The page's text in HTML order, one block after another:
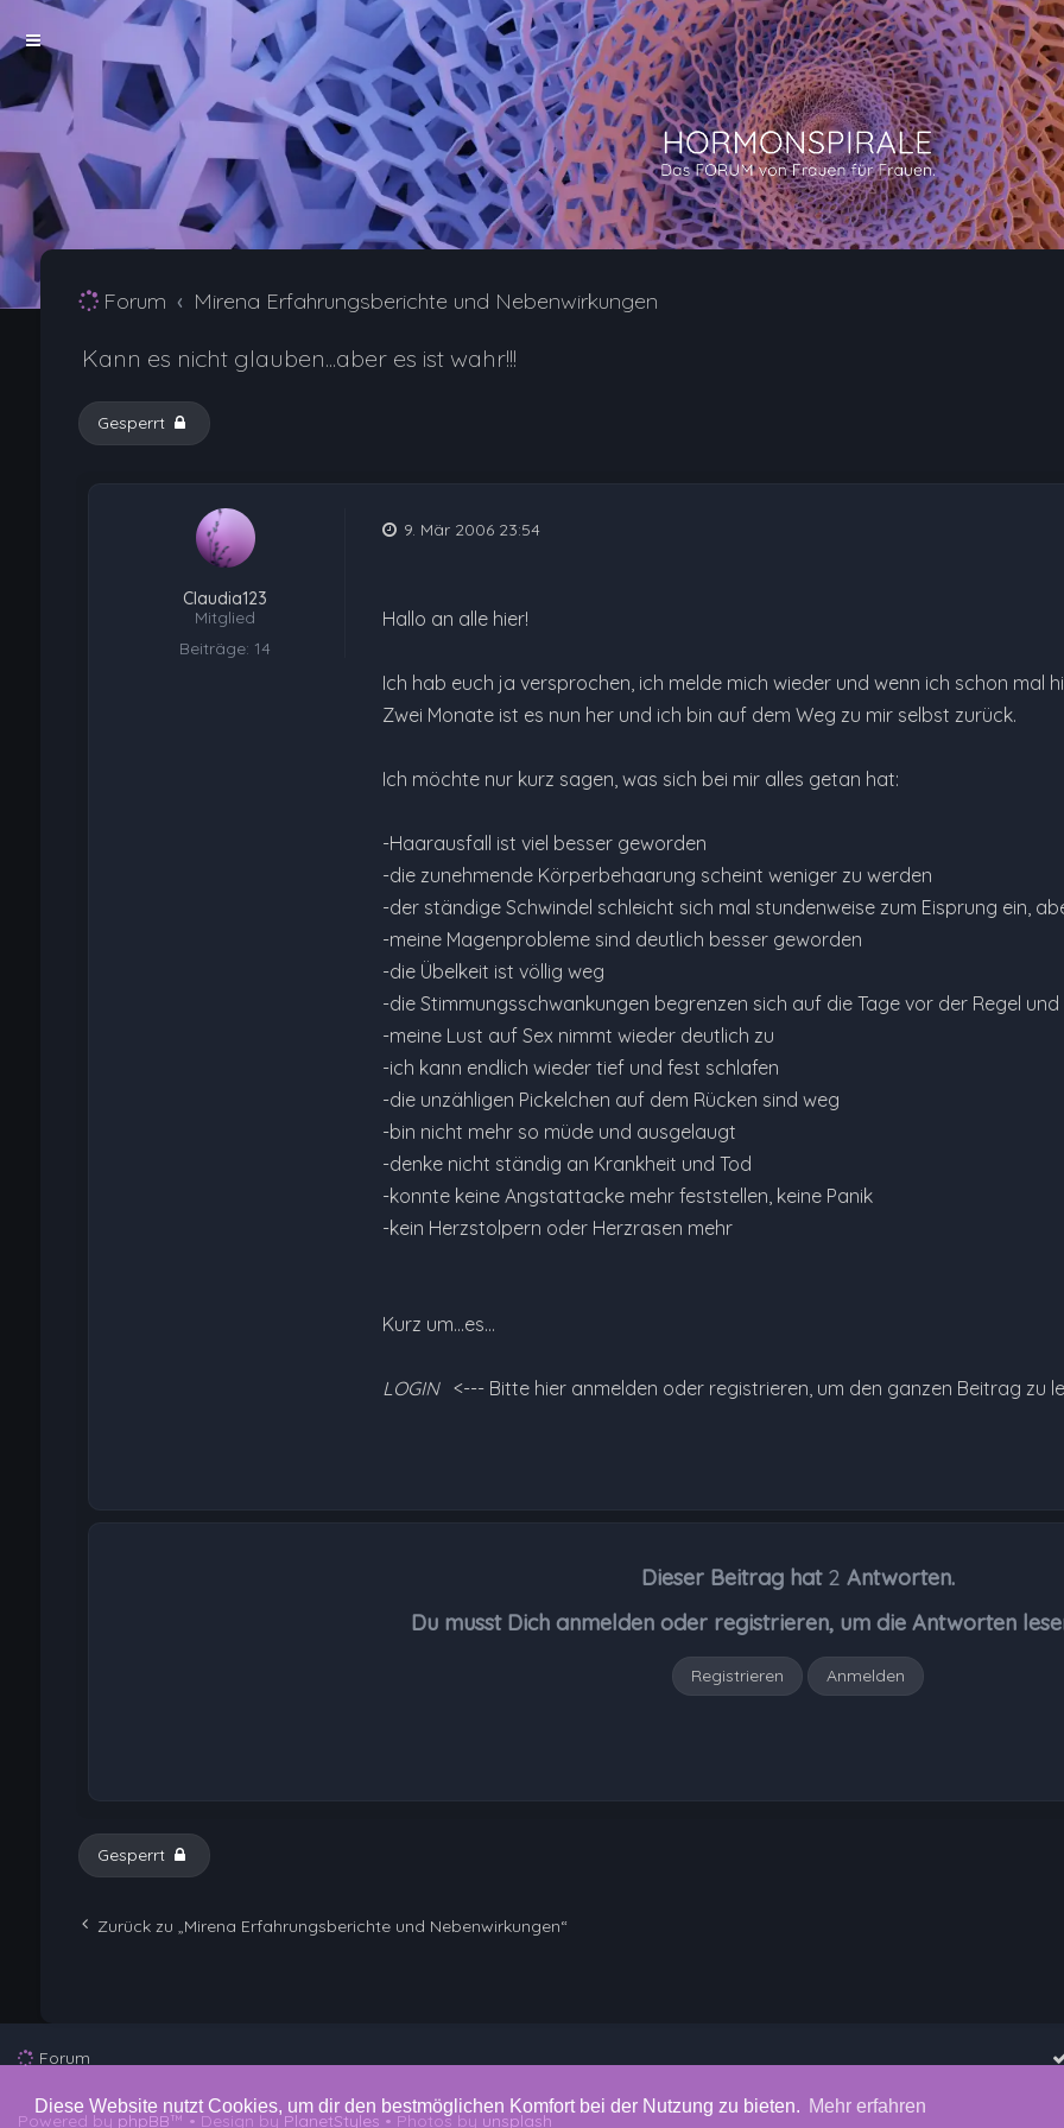
Diese Website nutzt Cookies, um dir den bestmöglichen Komfort bei der Nutzung zu bieten. Mehr erfahren
Forum Mirena Erfahrungsberichte und Nebenwirkungen
Kann es nicht glauben...aber es ist wahr!!!
Gesperrt
Claudia123
Mitglied
Beiträge: 14
9. Mär 2006 23:54
Hallo an alle hier!
Ich hab euch ja versprochen, ich melde mich wieder und wenn ich schon mal
Zwei Monate ist es nun her und ich bin auf dem Weg zu mir selbst zurück.
Ich möchte nur kurz sagen, was sich bei mir alles getan hat:
-Haarausfall ist viel besser geworden
-die zunehmende Körperbehaarung scheint weniger zu werden
-der ständige Schwindel schleicht sich mal stundenweise zum Eisprung ein,
-meine Magenprobleme sind deutlich besser geworden
-die Übelkeit ist völlig weg
-die Stimmungsschwankungen begrenzen sich auf die Tage vor der Regel
-meine Lust auf Sex nimmt wieder deutlich zu
-ich kann endlich wieder tief und fest schlafen
-die unzähligen Pickelchen auf dem Rücken sind weg
-bin nicht mehr so müde und ausgelaugt
-denke nicht ständig an Krankheit und Tod
-konnte keine Angstattacke mehr feststellen, keine Panik
-kein Herzstolpern oder Herzrasen mehr
Kurz um...es…
LOGIN <--- Bitte hier anmelden oder registrieren, um den ganzen Beitrag zu
Dieser Beitrag hat 2 Antworten.
Du musst Dich anmelden oder registrieren, um die Antworten
Registrieren Anmelden
Gesperrt
Zurück zu „Mirena Erfahrungsberichte und Nebenwirkungen“
Forum
Powered by phpBB™ • Design byPlanetStyles • Photos by unsplash